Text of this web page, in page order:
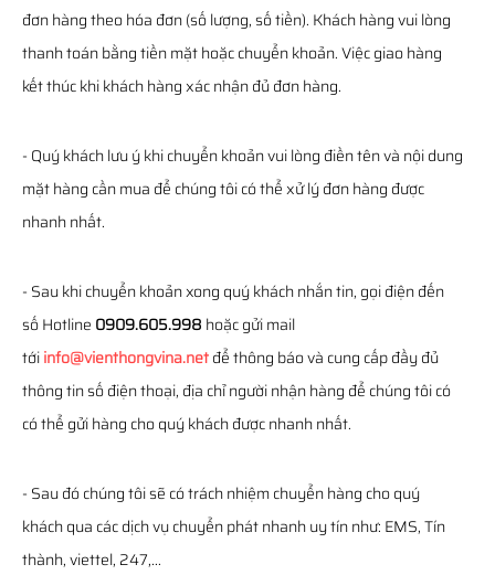
đơn hàng theo hóa đơn (số lượng, số tiền). Khách hàng vui lòng
thanh toán bằng tiền mặt hoặc chuyển khoản. Việc giao hàng
kết thúc khi khách hàng xác nhận đủ đơn hàng.
- Quý khách lưu ý khi chuyển khoản vui lòng điền tên và nội dung
mặt hàng cần mua để chúng tôi có thể xử lý đơn hàng được
nhanh nhất.
- Sau khi chuyển khoản xong quý khách nhắn tin, gọi điện đến
số Hotline 0909.605.998 hoặc gửi mail
tớiinfo@vienthongvina.netđể thông báo và cung cấp đầy đủ
thông tin số điện thoại, địa chỉ người nhận hàng để chúng tôi có
có thể gửi hàng cho quý khách được nhanh nhất.
- Sau đó chúng tôi sẽ có trách nhiệm chuyển hàng cho quý
khách qua các dịch vụ chuyển phát nhanh uy tín như: EMS, Tín
thành, viettel, 247,...